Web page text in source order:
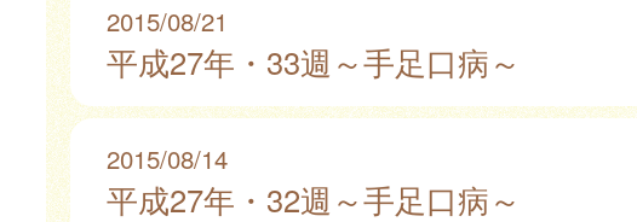
2015/08/21
平成27年・33週～手足口病～
2015/08/14
平成27年・32週～手足口病～